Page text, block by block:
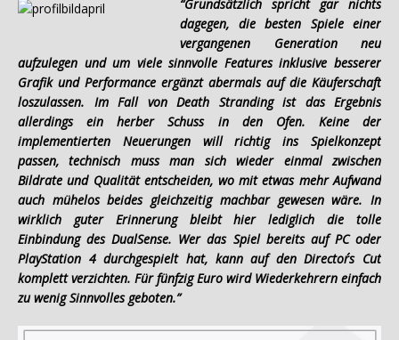
“Grundsätzlich spricht gar nichts
dagegen, die besten Spiele einer
vergangenen Generation neu
aufzulegen und um viele sinnvolle Features inklusive besserer
Grafik und Performance ergänzt abermals auf die Käuferschaft
loszulassen. Im Fall von Death Stranding ist das Ergebnis
allerdings ein herber Schuss in den Ofen. Keine der
implementierten Neuerungen will richtig ins Spielkonzept
passen, technisch muss man sich wieder einmal zwischen
Bildrate und Qualität entscheiden, wo mit etwas mehr Aufwand
auch mühelos beides gleichzeitig machbar gewesen wäre. In
wirklich guter Erinnerung bleibt hier lediglich die tolle
Einbindung des DualSense. Wer das Spiel bereits auf PC oder
PlayStation 4 durchgespielt hat, kann auf den Director´s Cut
komplett verzichten. Für fünfzig Euro wird Wiederkehrern einfach
zu wenig Sinnvolles geboten.”